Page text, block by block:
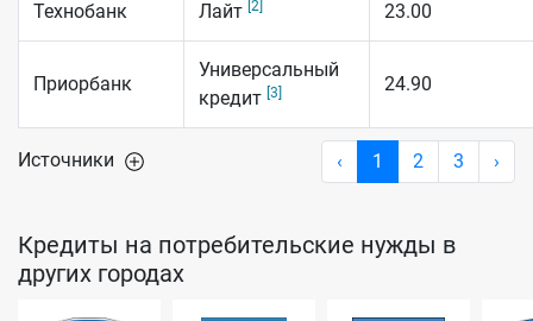
Технобанк Лайт [2] 23.00
Приорбанк
Универсальный
кредит [3] 24.90
‹ 1 2 3 ›
Источники
Кредиты на потребительские нужды в
других городах